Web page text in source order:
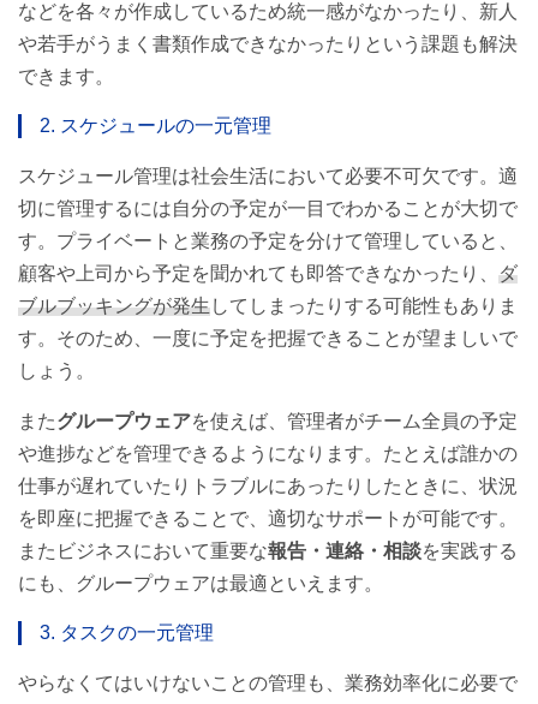
などを各々が作成しているため統一感がなかったり、新人
や若手がうまく書類作成できなかったりという課題も解決
できます。
2. スケジュールの一元管理
スケジュール管理は社会生活において必要不可欠です。適
切に管理するには自分の予定が一目でわかることが大切で
す。プライベートと業務の予定を分けて管理していると、
顧客や上司から予定を聞かれても即答できなかったり、 ダ
ブルブッキングが発生してしまったりする可能性もありま
す。そのため、一度に予定を把握できることが望ましいで
しょう。
またグループウェアを使えば、管理者がチーム全員の予定
や進捗などを管理できるようになります。たとえば誰かの
仕事が遅れていたりトラブルにあったりしたときに、状況
を即座に把握できることで、適切なサポートが可能です。
またビジネスにおいて重要な報告・連絡・相談を実践する
にも、グループウェアは最適といえます。
3. タスクの一元管理
やらなくてはいけないことの管理も、業務効率化に必要で